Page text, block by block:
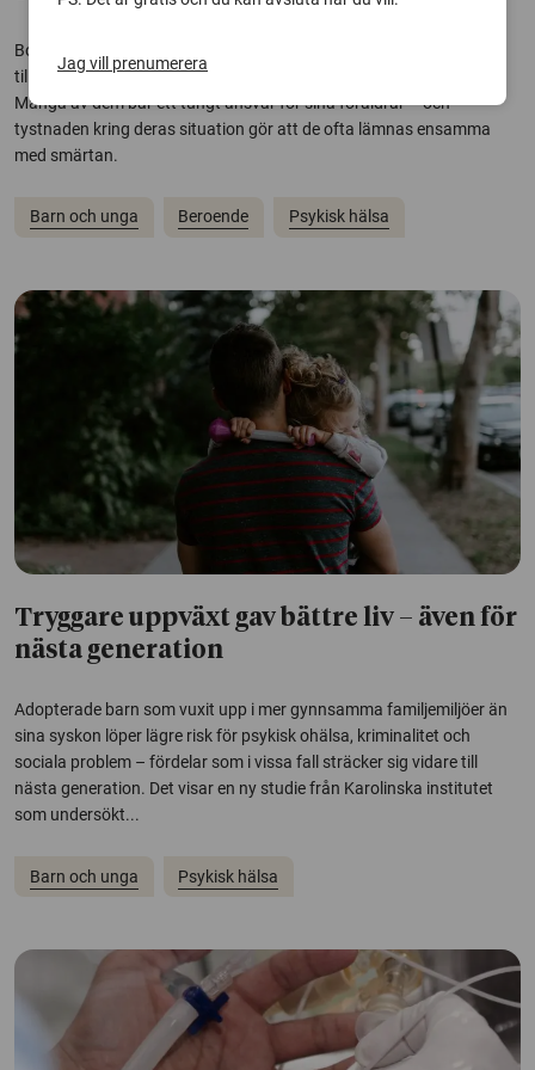
Bortvald, oälskad, ensam och annorlunda. Det är känslor hos barn
till föräldrar som lider av psykisk sjukdom eller som har tagit sitt liv.
Många av dem bär ett tungt ansvar för sina föräldrar – och
tystnaden kring deras situation gör att de ofta lämnas ensamma
med smärtan.
Barn och unga Beroende Psykisk hälsa
Tryggare uppväxt gav bättre liv – även för
nästa generation
Adopterade barn som vuxit upp i mer gynnsamma familjemiljöer än
sina syskon löper lägre risk för psykisk ohälsa, kriminalitet och
sociala problem – fördelar som i vissa fall sträcker sig vidare till
nästa generation. Det visar en ny studie från Karolinska institutet
som undersökt...
Barn och unga Psykisk hälsa
Jag vill prenumerera